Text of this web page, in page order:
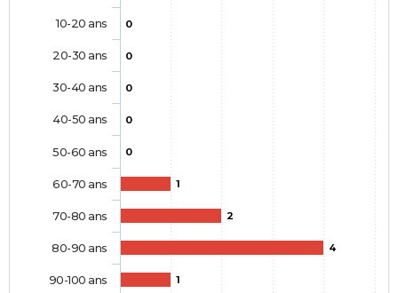
0
0
0
0
0
1
2
4
1
10-20 ans
20-30 ans
30-40 ans
40-50 ans
50-60 ans
60-70 ans
70-80 ans
80-90 ans
90-100 ans